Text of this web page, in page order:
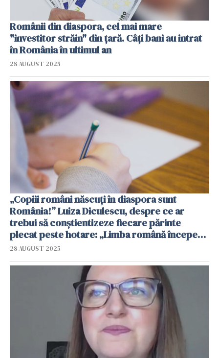
Românii din diaspora, cel mai mare
"investitor străin" din țară. Câți bani au intrat
în România în ultimul an
28 AUGUST 2025
„Copiii români născuți în diaspora sunt
România!” Luiza Diculescu, despre ce ar
trebui să conștientizeze fiecare părinte
plecat peste hotare: „Limba română începe
acasă” / VIDEO
28 AUGUST 2025